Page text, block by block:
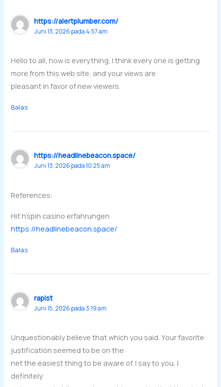
https://alertplumber.com/
Juni 13, 2026 pada 4:57 am
Hello to all, how is everything, I think every one is getting
more from this web site, and your views are
pleasant in favor of new viewers.
Balas
https://headlinebeacon.space/
Juni 13, 2026 pada 10:25 am
References:
Hit’n’spin casino erfahrungen
https://headlinebeacon.space/
Balas
rapist
Juni 15, 2026 pada 3:19 am
Unquestionably believe that which you said. Your favorite
justification seemed to be on the
net the easiest thing to be aware of. I say to you, I
definitely